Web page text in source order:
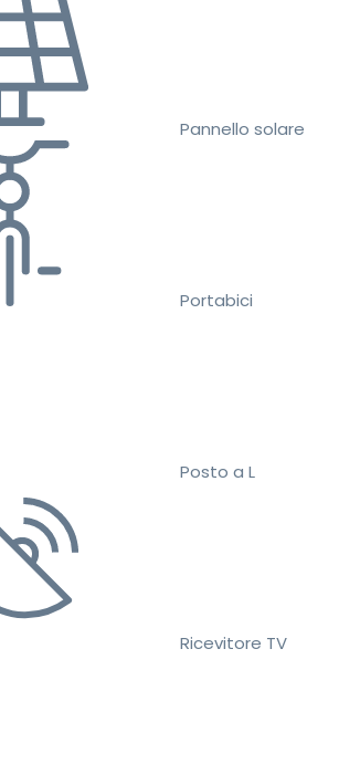
Pannello solare
Portabici
Posto a L
Ricevitore TV